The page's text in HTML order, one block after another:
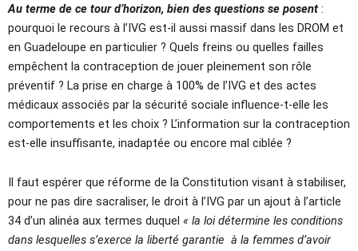
Au terme de ce tour d’horizon, bien des questions se posent :
pourquoi le recours à l’IVG est-il aussi massif dans les DROM et
en Guadeloupe en particulier ? Quels freins ou quelles failles
empêchent la contraception de jouer pleinement son rôle
préventif ? La prise en charge à 100% de l’IVG et des actes
médicaux associés par la sécurité sociale influence-t-elle les
comportements et les choix ? L’information sur la contraception
est-elle insuffisante, inadaptée ou encore mal ciblée ?
Il faut espérer que réforme de la Constitution visant à stabiliser,
pour ne pas dire sacraliser, le droit à l’IVG par un ajout à l’article
34 d’un alinéa aux termes duquel « la loi détermine les conditions
dans lesquelles s’exerce la liberté garantie à la femmes d’avoir